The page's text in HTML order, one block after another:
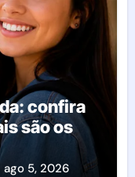
confira
são os
ago 5, 2026